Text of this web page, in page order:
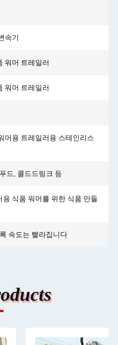
속기
워머 트레일러
워머 트레일러
머용 트레일러용 스테인리스
드, 콜드드링크 등
용 식품 워머를 위한 식품 만들
속도는 빨라집니다